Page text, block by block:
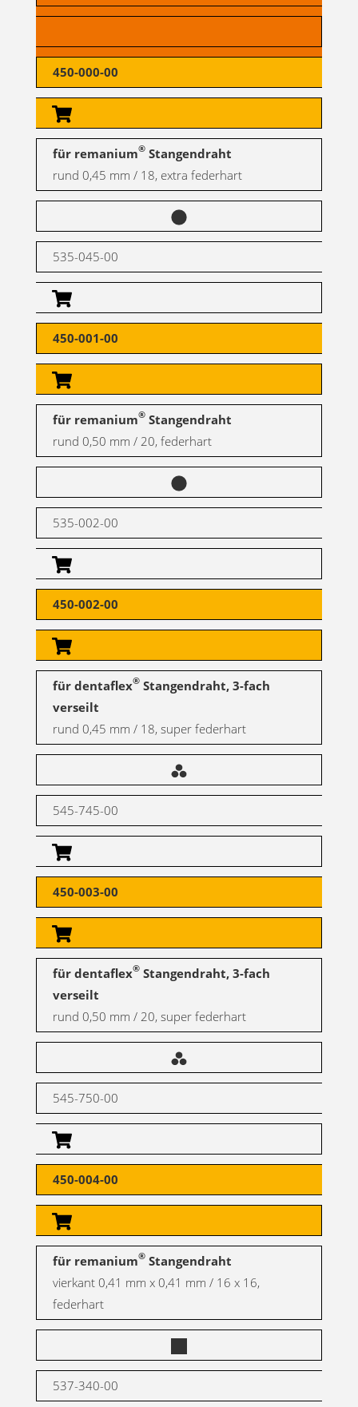
450-000-00
für remanium® Stangendraht
rund 0,45 mm / 18, extra federhart
535-045-00
450-001-00
für remanium® Stangendraht
rund 0,50 mm / 20, federhart
535-002-00
450-002-00
für dentaflex® Stangendraht, 3-fach
verseilt
rund 0,45 mm / 18, super federhart
545-745-00
450-003-00
für dentaflex® Stangendraht, 3-fach
verseilt
rund 0,50 mm / 20, super federhart
545-750-00
450-004-00
für remanium® Stangendraht
vierkant 0,41 mm x 0,41 mm / 16 x 16,
federhart
537-340-00